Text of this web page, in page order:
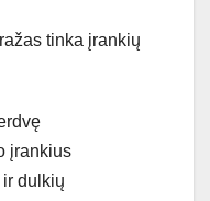
tinka įrankių
įrankius
dulkių